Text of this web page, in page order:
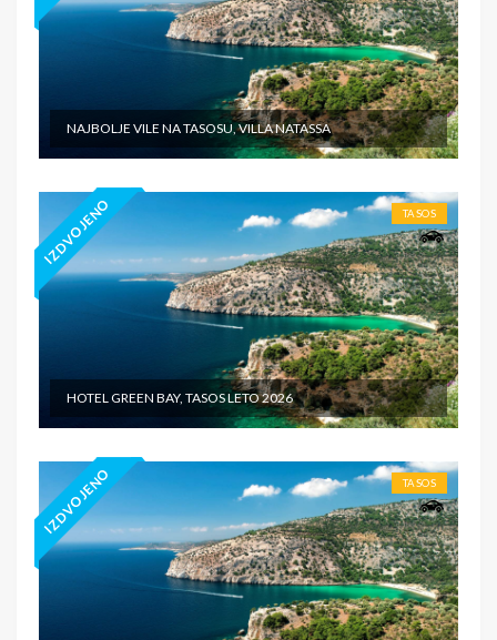
NAJBOLJE VILE NA TASOSU, VILLA NATASSA
IZDVOJENO TASOS
HOTEL GREEN BAY, TASOS LETO 2026
IZDVOJENO TASOS